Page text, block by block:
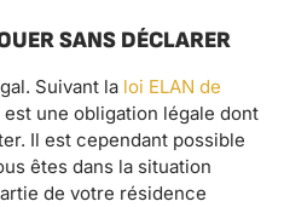
SANS DÉCLARER
Suivant la loi ELAN de
une obligation légale dont
Il est cependant possible
êtes dans la situation
de votre résidence